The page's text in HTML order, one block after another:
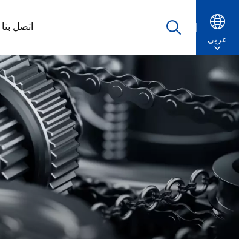
اتصل بنا
عربي
English
Português
عربي